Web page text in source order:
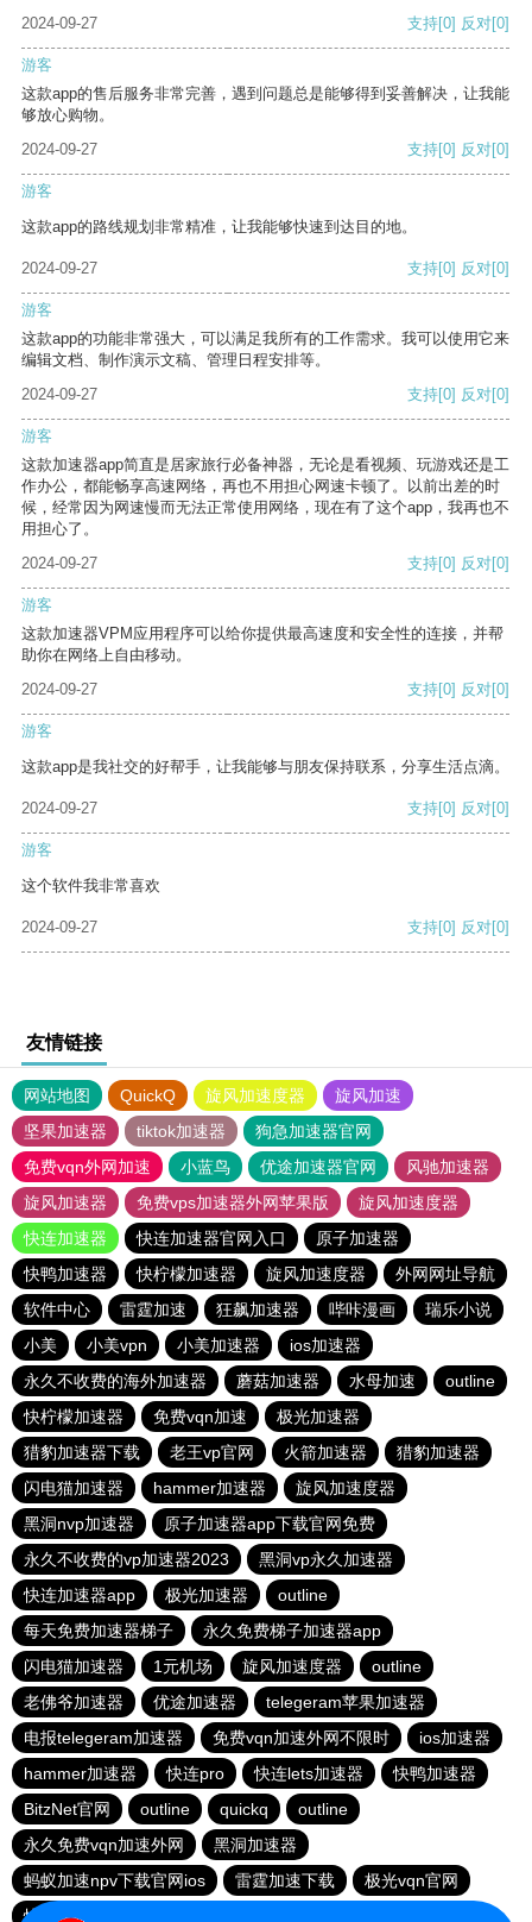
2024-09-27
支持[0] 反对[0]
游客
这款app的售后服务非常完善，遇到问题总是能够得到妥善解决，让我能
够放心购物。
2024-09-27
支持[0] 反对[0]
游客
这款app的路线规划非常精准，让我能够快速到达目的地。
2024-09-27 支持[0] 反对[0]
游客
这款app的功能非常强大，可以满足我所有的工作需求。我可以使用它来
编辑文档、制作演示文稿、管理日程安排等。
2024-09-27
支持[0] 反对[0]
游客
这款加速器app简直是居家旅行必备神器，无论是看视频、玩游戏还是工
作办公，都能畅享高速网络，再也不用担心网速卡顿了。以前出差的时
候，经常因为网速慢而无法正常使用网络，现在有了这个app，我再也不
用担心了。
2024-09-27
支持[0] 反对[0]
游客
这款加速器VPM应用程序可以给你提供最高速度和安全性的连接，并帮
助你在网络上自由移动。
2024-09-27
支持[0] 反对[0]
游客
这款app是我社交的好帮手，让我能够与朋友保持联系，分享生活点滴。
2024-09-27 支持[0] 反对[0]
游客
这个软件我非常喜欢
2024-09-27 支持[0] 反对[0]
友情链接
网站地图 QuickQ 旋风加速度器
旋风加速
坚果加速器
tiktok加速器
狗急加速器官网
免费vqn外网加速
小蓝鸟 优途加速器官网
风驰加速器
旋风加速器
免费vps加速器外网苹果版
旋风加速度器
快连加速器
快连加速器官网入口
原子加速器
快鸭加速器
快柠檬加速器 旋风加速度器
外网网址导航
软件中心
雷霆加速 狂飙加速器 哔咔漫画
瑞乐小说
小美
小美vpn 小美加速器
ios加速器
永久不收费的海外加速器
蘑菇加速器 水母加速
outline
快柠檬加速器
免费vqn加速
极光加速器
猎豹加速器下载
老王vp官网 火箭加速器
猎豹加速器
闪电猫加速器
hammer加速器
旋风加速度器
黑洞nvp加速器
原子加速器app下载官网免费
永久不收费的vp加速器2023
黑洞vp永久加速器
快连加速器app
极光加速器
outline
每天免费加速器梯子
永久免费梯子加速器app
闪电猫加速器
1元机场 旋风加速度器
outline
老佛爷加速器
优途加速器
telegeram苹果加速器
电报telegeram加速器
免费vqn加速外网不限时
ios加速器
hammer加速器
快连pro 快连lets加速器
快鸭加速器
BitzNet官网
outline quickq
outline
永久免费vqn加速外网
黑洞加速器
蚂蚁加速npv下载官网ios
雷霆加速下载
极光vqn官网
快柠檬app下载